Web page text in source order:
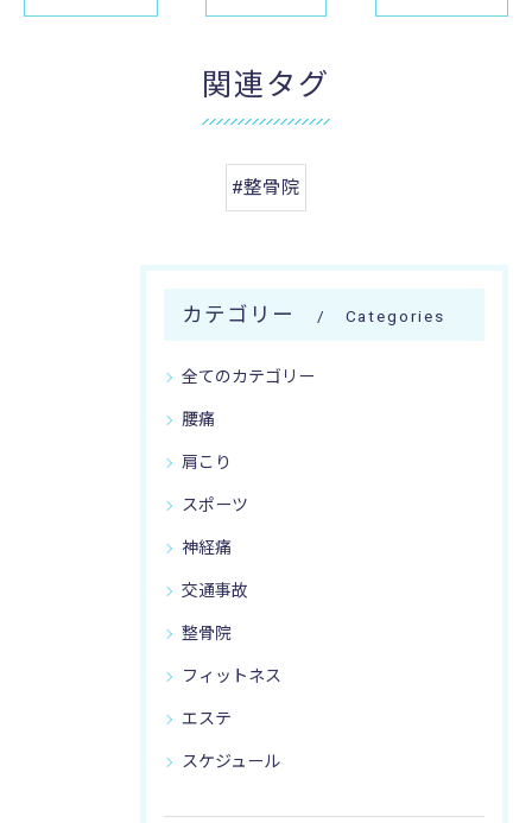
関連タグ
#整骨院
カテゴリー Categories
全てのカテゴリー
腰痛
肩こり
スポーツ
神経痛
交通事故
整骨院
フィットネス
エステ
スケジュール